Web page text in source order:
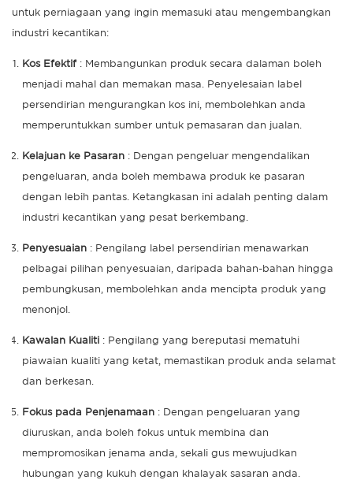
untuk perniagaan yang ingin memasuki atau mengembangkan
industri kecantikan:
Kos Efektif: Membangunkan produk secara dalaman boleh
menjadi mahal dan memakan masa. Penyelesaian label
persendirian mengurangkan kos ini, membolehkan anda
memperuntukkan sumber untuk pemasaran dan jualan.
Kelajuan ke Pasaran : Dengan pengeluar mengendalikan
pengeluaran, anda boleh membawa produk ke pasaran
dengan lebih pantas. Ketangkasan ini adalah penting dalam
industri kecantikan yang pesat berkembang.
Penyesuaian : Pengilang label persendirian menawarkan
pelbagai pilihan penyesuaian, daripada bahan-bahan hingga
pembungkusan, membolehkan anda mencipta produk yang
menonjol.
Kawalan Kualiti : Pengilang yang bereputasi mematuhi
piawaian kualiti yang ketat, memastikan produk anda selamat
dan berkesan.
Fokus pada Penjenamaan : Dengan pengeluaran yang
diuruskan, anda boleh fokus untuk membina dan
mempromosikan jenama anda, sekali gus mewujudkan
hubungan yang kukuh dengan khalayak sasaran anda.